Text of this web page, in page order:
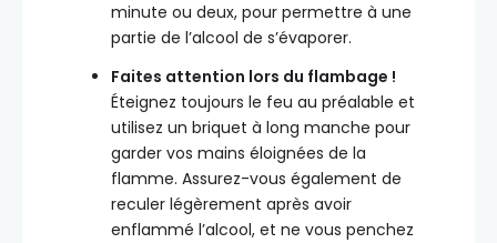
minute ou deux, pour permettre à une
partie de l’alcool de s’évaporer.
Faites attention lors du flambage !
Éteignez toujours le feu au préalable et
utilisez un briquet à long manche pour
garder vos mains éloignées de la
flamme. Assurez-vous également de
reculer légèrement après avoir
enflammé l’alcool, et ne vous penchez